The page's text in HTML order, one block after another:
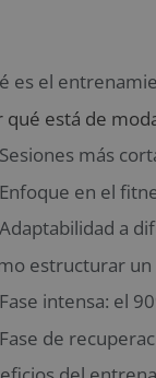
es el
Enfoque en el
Fase intensa: el
Fase de